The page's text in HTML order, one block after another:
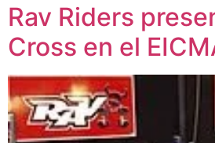
Rav Riders
Cross en el